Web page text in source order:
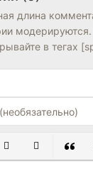
длина
в тегах
ПОДЧЕРКНУТЫЙ